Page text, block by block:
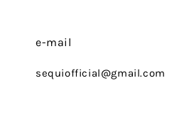
e-mail
sequiofficial@gmail.com